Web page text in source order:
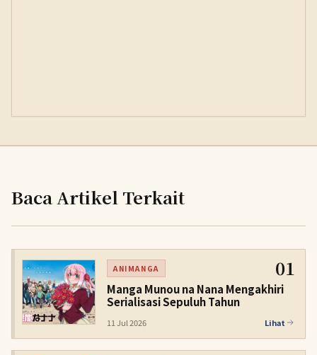
Baca Artikel Terkait
ANIMANGA 01
Manga Munou na Nana Mengakhiri
Serialisasi Sepuluh Tahun
11 Jul 2026 Lihat